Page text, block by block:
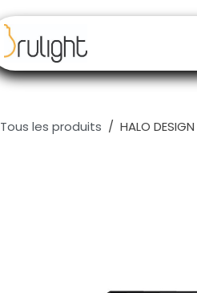
Tous les produits HALO